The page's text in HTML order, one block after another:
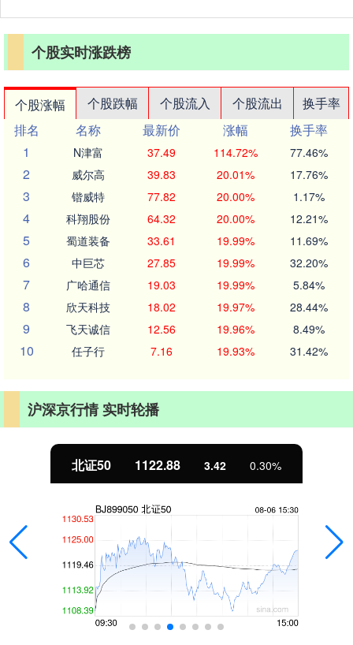
个股实时涨跌榜
个股涨幅 个股跌幅 个股流入 个股流出
换手率
排名
名称 最新价 涨幅
换手率
1
N津富 37.49 114.72% 77.46%
2 威尔高 39.83 20.01% 17.76%
3 锴威特 77.82 20.00% 1.17%
4 科翔股份 64.32 20.00% 12.21%
5 蜀道装备 33.61 19.99% 11.69%
6 中巨芯 27.85 19.99% 32.20%
7 广哈通信 19.03 19.99% 5.84%
8 欣天科技 18.02 19.97% 28.44%
9 飞天诚信 12.56 19.96% 8.49%
10 任子行 7.16 19.93% 31.42%
沪深京行情 实时轮播
北证50 1122.88 3.42 0.30%